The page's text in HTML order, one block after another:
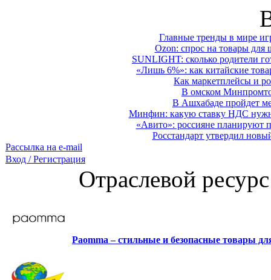
Главные тренды в мире
Ozon: спрос на товары для
SUNLIGHT: сколько родители
«Лишь 6%»: как китайские
Как маркетплейсы и
В омском
В Ашхабаде пройдет
Минфин: какую ставку НДС
«Авито»: россияне планируют
Росстандарт утвердил
Рассылка на e-mail
Вход / Регистрация
Отраслевой
Paomma – стильные и безопасные товары